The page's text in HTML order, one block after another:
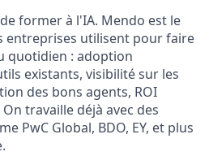
former à l'IA. Mendo est le
entreprises utilisent pour faire
quotidien : adoption
existants, visibilité sur les
des bons agents, ROI
travaille déjà avec des
PwC Global, BDO, EY, et plus